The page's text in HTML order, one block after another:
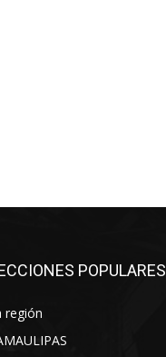
POPULARES
región